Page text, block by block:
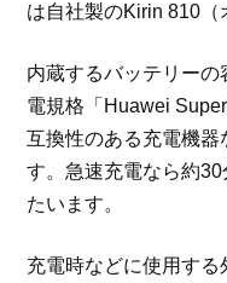
は自社製のKirin 810（
内蔵するバッテリー
電規格「Huawei
互換性のある充電機
す。急速充電なら約
たいます。
充電時などに使用す